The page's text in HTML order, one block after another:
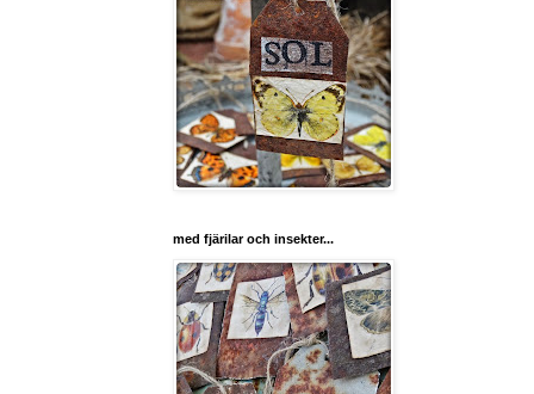
med fjärilar och insekter...